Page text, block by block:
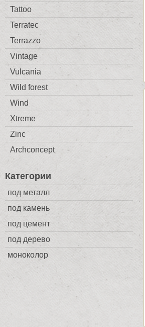
Tattoo
Terratec
Terrazzo
Vintage
Vulcania
Wild forest
Wind
Xtreme
Zinc
Archconcept
Категории
под металл
под камень
под цемент
под дерево
моноколор